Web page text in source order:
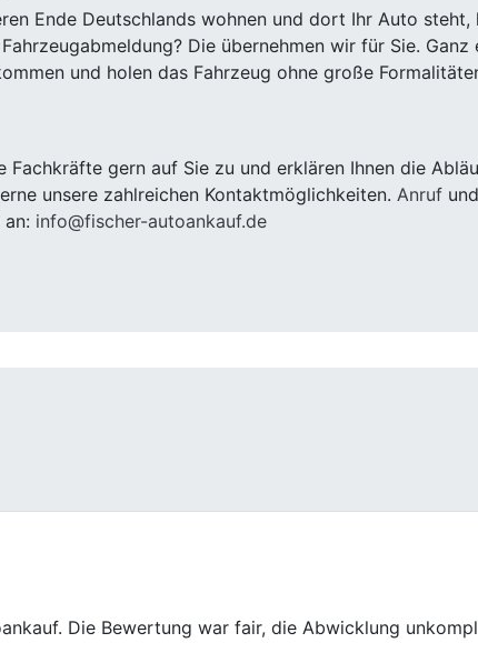
Ende Deutschlands wohnen und dort Ihr Auto steht,
Die übernehmen wir für Sie. Ganz
und holen das Fahrzeug ohne große
Fachkräfte gern auf Sie zu und erklären Ihnen die
unsere zahlreichen Kontaktmöglichkeiten. Anruf und
info@fischer-autoankauf.de
Anfang bis Ende reibungslos. Die Beratung war